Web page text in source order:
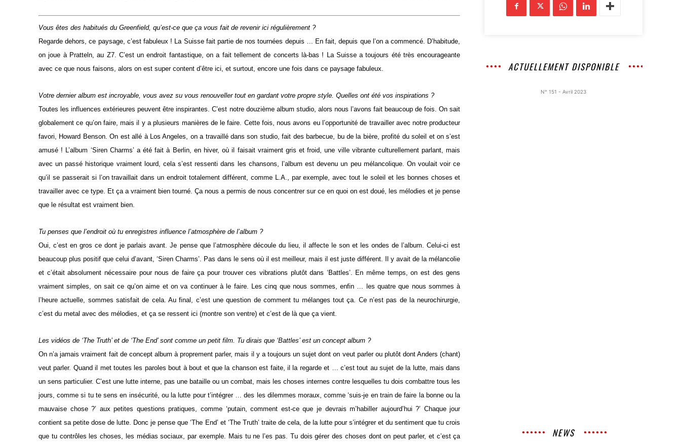
Vous êtes des habitués du Greenfield, qu’est-ce que ça vous fait de revenir ici régulièrement ?
Regarde dehors, ce paysage, c’est fabuleux ! La Suisse fait partie de nos tournées depuis … En fait, depuis que l’on a commencé. D’habitude,
on joue à Pratteln, au Z7. C’est un endroit fantastique, on a fait tellement de concerts là-bas ! La Suisse a toujours été très encourageante
avec ce que nous faisons, alors on est super content d’être ici, et surtout, encore une fois dans ce paysage fabuleux.
Votre dernier album est incroyable, vous avez su vous renouveller tout en gardant votre propre style. Quelles ont été vos inspirations ?
Toutes les influences extérieures peuvent être inspirantes. C’est notre douzième album studio, alors nous l’avons fait beaucoup de fois. On sait
globalement ce qu’on faire, mais il y a plusieurs manières de le faire. Cette fois, nous avons eu l’opportunité de travailler avec notre producteur
favori, Howard Benson. On est allé à Los Angeles, on a travaillé dans son studio, fait des barbecue, bu de la bière, profité du soleil et on s’est
amusé ! L’album ‘Siren Charms’ a été fait à Berlin, en hiver, où il faisait vraiment gris et froid, une ville vibrante culturellement parlant, mais
avec un passé historique vraiment lourd, cela s’est ressenti dans les chansons, l’album est devenu un peu mélancolique. On voulait voir ce
qu’il se passerait si l’on travaillait dans un endroit totalement différent, comme L.A., par exemple, avec tout le soleil et les bonnes choses et
travailler avec ce type. Et ça a vraiment bien tourné. Ça nous a permis de nous concentrer sur ce en quoi on est doué, les mélodies et je pense
que le résultat est vraiment bien.
Tu penses que l’endroit où tu enregistres influence l’atmosphère de l’album ?
Oui, c’est en gros ce dont je parlais avant. Je pense que l’atmosphère découle du lieu, il affecte le son et les ondes de l’album. Celui-ci est
beaucoup plus positif que celui d’avant, ‘Siren Charms’. Pas dans le sens où il est meilleur, mais il est juste différent. Il y avait de la mélancolie
et c’était absolument nécessaire pour nous de faire ça pour trouver ces vibrations plutôt dans ‘Battles’. En même temps, on est des gens
vraiment simples, on sait ce qu’on aime et on va continuer à le faire. Les cinq que nous sommes, enfin … les quatre que nous sommes à
l’heure actuelle, sommes satisfait de cela. Au final, c’est une question de comment tu mélanges tout ça. Ce n’est pas de la neurochirurgie,
c’est du metal avec des mélodies, et ça se ressent ici (montre son ventre) et c’est de là que ça vient.
Les vidéos de ‘The Truth’ et de ‘The End’ sont comme un petit film. Tu dirais que ‘Battles’ est un concept album ?
On n’a jamais vraiment fait de concept album à proprement parler, mais il y a toujours un sujet dont on veut parler ou plutôt dont Anders (chant)
veut parler. Quand il met toutes les paroles bout à bout et que la chanson est faite, il la regarde et … c’est tout au sujet de la lutte, mais dans
un sens particulier. C’est une lutte interne, pas une bataille ou un combat, mais les choses internes contre lesquelles tu dois combattre tous les
jours, comme si tu te sens en insécurité, ou la lutte pour t’intégrer … des les dilemmes moraux, comme ‘suis-je en train de faire la bonne ou la
mauvaise chose ?’ aux petites questions pratiques, comme ‘putain, comment est-ce que je devrais m’habiller aujourd’hui ?’ Chaque jour
contient sa petite dose de lutte. Donc je pense que ‘The End’ et ‘The Truth’ traite de cela, de la lutte pour s’intégrer et du sentiment que tu crois
que tu contrôles les choses, les médias sociaux, par exemple. Mais tu ne l’es pas. Tu dois gérer des choses dont on peut parler, et c’est ça
ACTUELLEMENT DISPONIBLE
N° 151 - Avril 2023
NEWS